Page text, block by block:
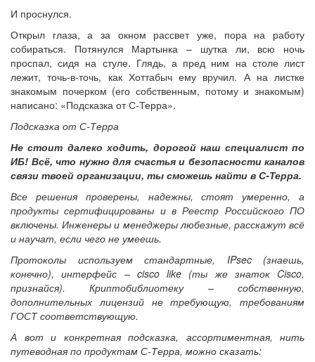
И проснулся.
Открыл глаза, а за окном рассвет уже, пора на работу
собираться. Потянулся Мартынка – шутка ли, всю ночь
проспал, сидя на стуле. Глядь, а пред ним на столе лист
лежит, точь-в-точь, как Хоттабыч ему вручил. А на листке
знакомым почерком (его собственным, потому и знакомым)
написано: «Подсказка от С-Терра».
Подсказка от С-Терра
Не стоит далеко ходить, дорогой наш специалист по
ИБ! Всё, что нужно для счастья и безопасности каналов
связи твоей организации, ты сможешь найти в С-Терра.
Все решения проверены, надежны, стоят умеренно, а
продукты сертифицированы и в Реестр Российского ПО
включены. Инженеры и менеджеры любезные, расскажут всё
и научат, если чего не умеешь.
Протоколы используем стандартные, IPsec (знаешь,
конечно), интерфейс – cisco like (ты же знаток Cisco,
признайся). Криптобиблиотеку – собственную,
дополнительных лицензий не требующую, требованиям
ГОСТ соответствующую.
А вот и конкретная подсказка, ассортиментная, нить
путеводная по продуктам С-Терра, можно сказать: